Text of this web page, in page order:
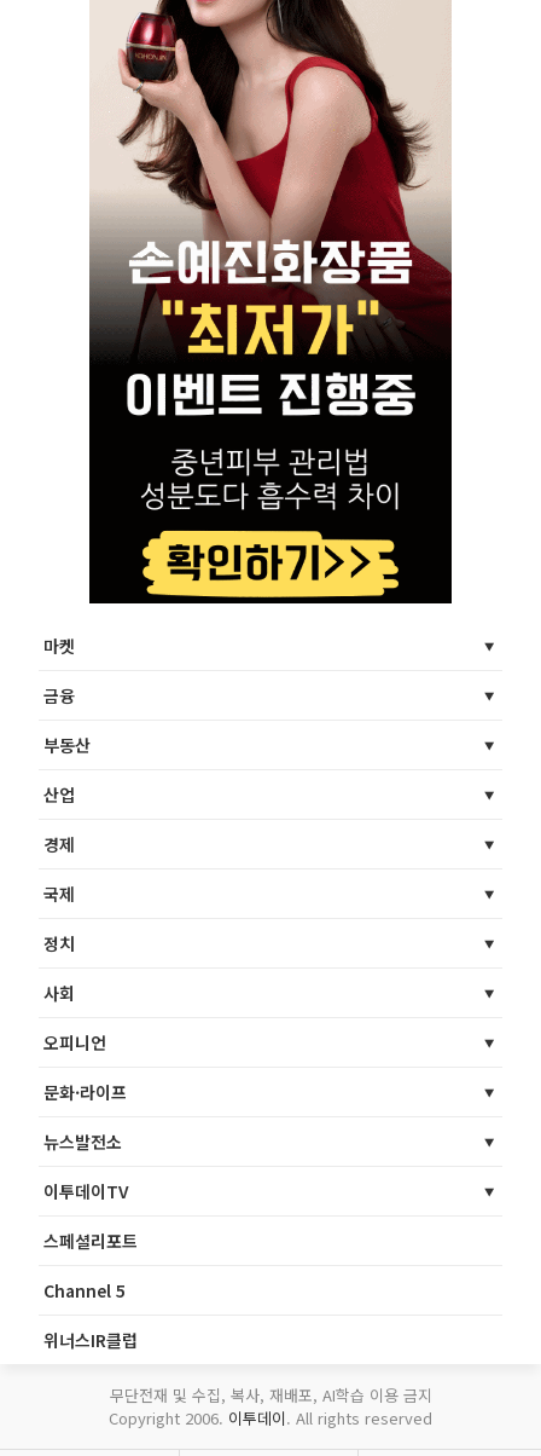
마켓
금융
부동산
산업
경제
국제
정치
사회
오피니언
문화·라이프
뉴스발전소
이투데이TV
스페셜리포트
Channel 5
위너스IR클럽
무단전재 및 수집, 복사, 재배포, AI학습 이용 금지
Copyright 2006. 이투데이. All rights reserved